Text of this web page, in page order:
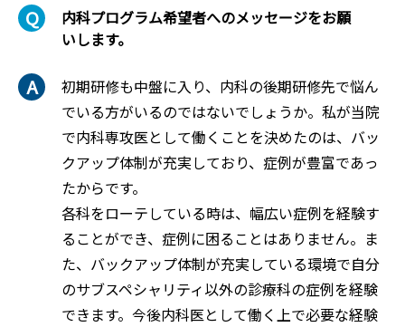
内科プログラム希望者へのメッセージをお願
いします。
初期研修も中盤に入り、内科の後期研修先で悩ん
でいる方がいるのではないでしょうか。私が当院
で内科専攻医として働くことを決めたのは、バッ
クアップ体制が充実しており、症例が豊富であっ
たからです。
各科をローテしている時は、幅広い症例を経験す
ることができ、症例に困ることはありません。ま
た、バックアップ体制が充実している環境で自分
のサブスペシャリティ以外の診療科の症例を経験
できます。今後内科医として働く上で必要な経験